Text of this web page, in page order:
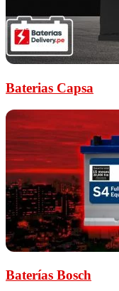
Baterias Capsa
Baterías Bosch